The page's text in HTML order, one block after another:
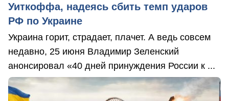
Уиткоффа, надеясь сбить темп ударов
РФ по Украине
Украина горит, страдает, плачет. А ведь совсем
недавно, 25 июня Владимир Зеленский
анонсировал «40 дней принуждения России к ...